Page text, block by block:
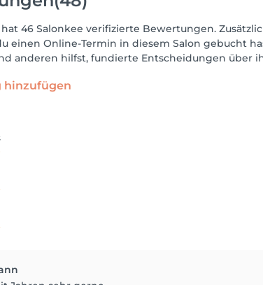
hat 46 Salonkee verifizierte Bewertungen.
einen Online-Termin in diesem Salon gebucht
anderen hilfst, fundierte Entscheidungen über
hinzufügen